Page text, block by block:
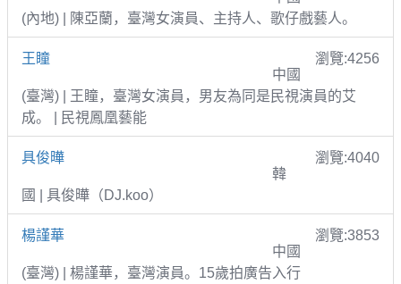
(內地) | 陳亞蘭，臺灣女演員、主持人、歌仔戲藝人。
王瞳
瀏覽:4256
中國
(臺灣) | 王瞳，臺灣女演員，男友為同是民視演員的艾
成。 | 民視鳳凰藝能
具俊曄
瀏覽:4040
韓
國 | 具俊曄（DJ.koo）
楊謹華
瀏覽:3853
中國
(臺灣) | 楊謹華，臺灣演員。15歲拍廣告入行